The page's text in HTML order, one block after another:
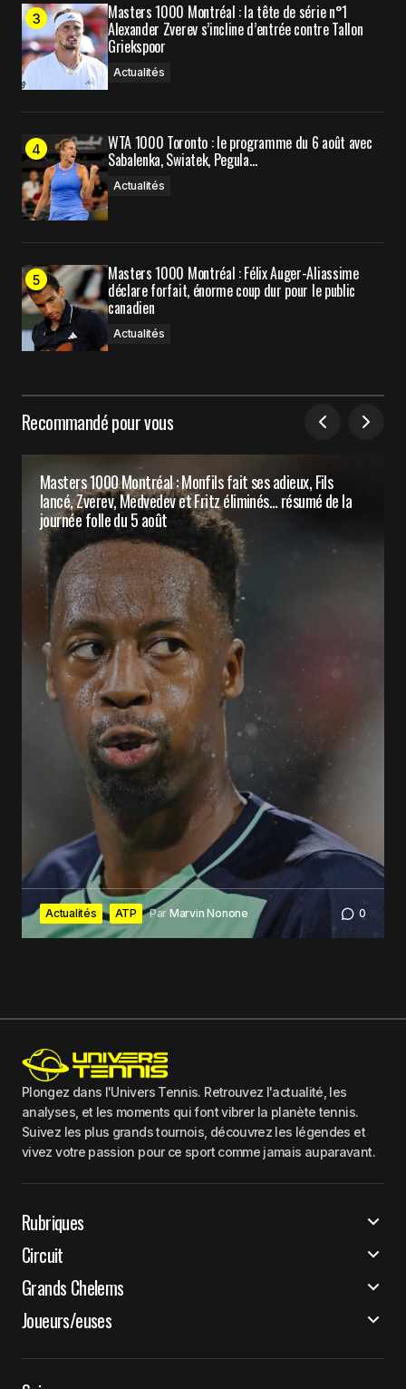
Submit Comment
Masters 1000 Montréal : la tête de série n°1
Alexander Zverev s’incline d’entrée contre Tallon
Griekspoor
Actualités
WTA 1000 Toronto : le programme du 6 août avec
Sabalenka, Swiatek, Pegula…
Actualités
Masters 1000 Montréal : Félix Auger-Aliassime
déclare forfait, énorme coup dur pour le public
canadien
Actualités
Recommandé pour vous
Masters 1000 Montréal : Monfils fait ses adieux, Fils
lancé, Zverev, Medvedev et Fritz éliminés… résumé de la
journée folle du 5 août
Actualités ATP Par Marvin Nonone 0
Plongez dans l'Univers Tennis. Retrouvez l'actualité, les
analyses, et les moments qui font vibrer la planète tennis.
Suivez les plus grands tournois, découvrez les légendes et
vivez votre passion pour ce sport comme jamais auparavant.
Rubriques
Circuit
Grands Chelems
Joueurs/euses